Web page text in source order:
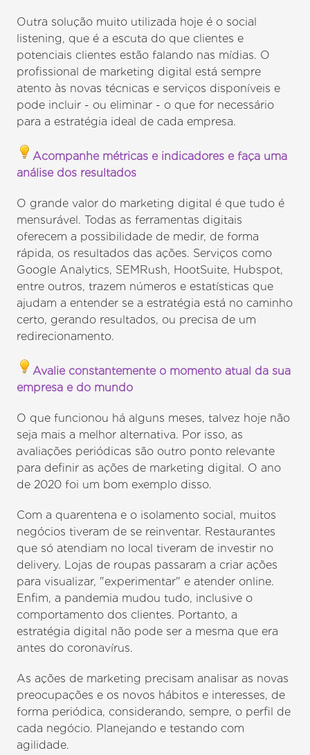
Outra solução muito utilizada hoje é o social
listening, que é a escuta do que clientes e
potenciais clientes estão falando nas mídias. O
profissional de marketing digital está sempre
atento às novas técnicas e serviços disponíveis e
pode incluir - ou eliminar - o que for necessário
para a estratégia ideal de cada empresa.
Acompanhe métricas e indicadores e faça uma
análise dos resultados
O grande valor do marketing digital é que tudo é
mensurável. Todas as ferramentas digitais
oferecem a possibilidade de medir, de forma
rápida, os resultados das ações. Serviços como
Google Analytics, SEMRush, HootSuite, Hubspot,
entre outros, trazem números e estatísticas que
ajudam a entender se a estratégia está no caminho
certo, gerando resultados, ou precisa de um
redirecionamento.
Avalie constantemente o momento atual da sua
empresa e do mundo
O que funcionou há alguns meses, talvez hoje não
seja mais a melhor alternativa. Por isso, as
avaliações periódicas são outro ponto relevante
para definir as ações de marketing digital. O ano
de 2020 foi um bom exemplo disso.
Com a quarentena e o isolamento social, muitos
negócios tiveram de se reinventar. Restaurantes
que só atendiam no local tiveram de investir no
delivery. Lojas de roupas passaram a criar ações
para visualizar, "experimentar" e atender online.
Enfim, a pandemia mudou tudo, inclusive o
comportamento dos clientes. Portanto, a
estratégia digital não pode ser a mesma que era
antes do coronavírus.
As ações de marketing precisam analisar as novas
preocupações e os novos hábitos e interesses, de
forma periódica, considerando, sempre, o perfil de
cada negócio. Planejando e testando com
agilidade.